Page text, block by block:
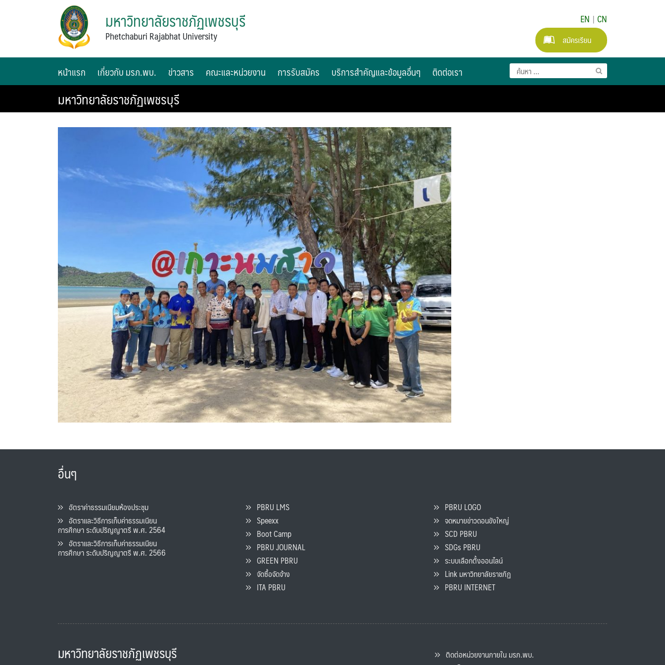
มหาวิทยาลัยราชภัฏเพชรบุรี
Phetchaburi Rajabhat University
EN | CN
สมัครเรียน
หน้าแรก เกี่ยวกับ มรภ.พบ. ข่าวสาร คณะและหน่วยงาน การรับสมัคร บริการสำคัญและข้อมูลอื่นๆ ติดต่อเรา
มหาวิทยาลัยราชภัฏเพชรบุรี
อื่นๆ
อัตราค่าธรรมเนียมห้องประชุม
อัตราและวิธีการเก็บค่าธรรมเนียน
การศึกษา ระดับปริญญาตรี พ.ศ. 2564
อัตราและวิธีการเก็บค่าธรรมเนียน
การศึกษา ระดับปริญญาตรี พ.ศ. 2566
PBRU LMS
Speexx
Boot Camp
PBRU JOURNAL
GREEN PBRU
จัดซื้อจัดจ้าง
ITA PBRU
PBRU LOGO
จดหมายข่าวดอนขังใหญ่
SCD PBRU
SDGs PBRU
ระบบเลือกตั้งออนไลน์
Link มหาวิทยาลัยราชภัฏ
PBRU INTERNET
มหาวิทยาลัยราชภัฏเพชรบุรี
ติดต่อหน่วยงานภายใน มรภ.พบ.